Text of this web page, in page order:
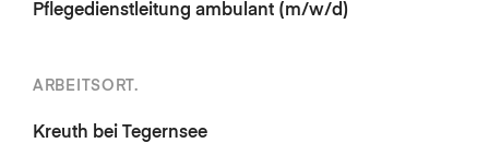
Pflegedienstleitung ambulant (m/w/d)
ARBEITSORT.
Kreuth bei Tegernsee